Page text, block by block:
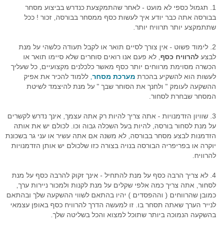
1. תגמול כספי לא מועט - לאחר שהתמקצעת כנדרש בביצוע מסחר
בבורסה אתה כבר יודע איך לעשות כסף ממסחר בבורסה, זכור ! ככל
שתתמקצע יותר תרוויח יותר.
2. לימוד פשוט - אין צורך לסיים תואר או לקבל תעודה כלשהי על מנת
לבצע להרוויח כסף , לא פעם אנו רואים סוחרים שלא סיימו תואר או
הכשרה מסוימת מרווחים יותר כסף מאשר כלכלנים מקצועיים, כל שעליך
לעשות הוא להשקיע בהכרת מערכת מסחר ללמוד להכיר את אפיק
ההשקעה לעומק " ולחנך את הסוחר שבך " על מנת להיצמד לשיטת
המסחר שבחרת לסחור.
3. שוויון הזדמנויות - אתה צריך להיות רק אתה עצמך, אינך נדרש לקשרים
על מנת לסחור בורסה, להיות בעל השכלה גבוה וכו. לכולם יש את אותה
הזדמנות לבצע מסחר בבורסה, לא משנה אם אתה עשיר או עני גר בשכונת
יוקרה או בפריפריה הבורסה בנויה בצורה כזו שלכולם יש אותן הזדמנויות
להרוויח.
4. לא צריך הרבה כסף על מנת להתחיל - אינך זקוק להרבה כסף על מנת
לסחור, אתה צריך כמה אלפי שקלים על מנת לקנות ולמכור ניירות ערך,
כמובן שהרווחים ( וההפסדים ) יהיו בהתאם לשווי ההשקעה שלך ובהתאם
לנייר הערך שאתה תסחר בו. זו למעשה הדרך להרוויח כסף באופן עצמאי
בהשקעה הנמוכה ביותר שתוכל למצוא והכל בשליטה שלך.